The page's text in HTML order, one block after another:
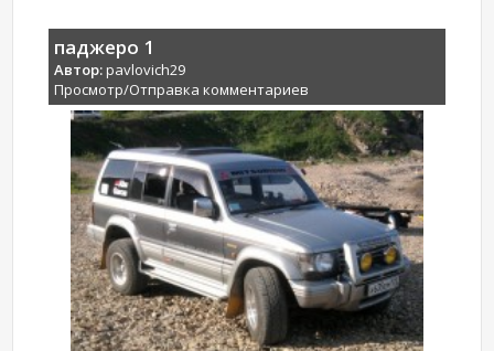
паджеро 1
Автор:pavlovich29
Просмотр/Отправка комментариев